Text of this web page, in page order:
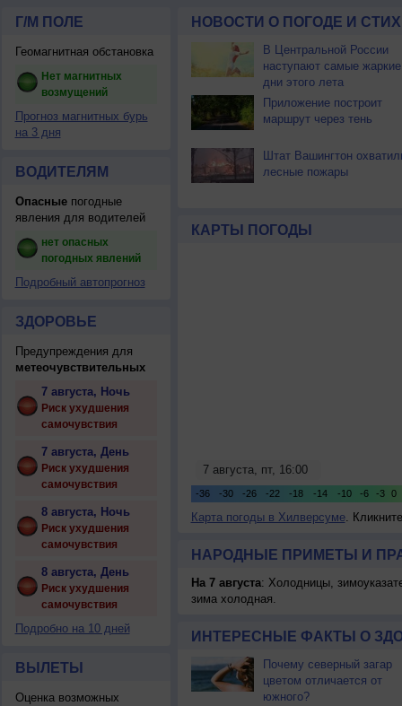
Г/М ПОЛЕ
Геомагнитная обстановка
Нет магнитных
возмущений
Прогноз магнитных бурь
на 3 дня
ВОДИТЕЛЯМ
Опасныепогодные
явления для водителей
нет опасных
погодных явлений
Подробный автопрогноз
ЗДОРОВЬЕ
Предупреждения для
метеочувствительных
7 августа, Ночь
Риск ухудшения
самочувствия
7 августа, День
Риск ухудшения
самочувствия
8 августа, Ночь
Риск ухудшения
самочувствия
8 августа, День
Риск ухудшения
самочувствия
Подробно на 10 дней
ВЫЛЕТЫ
Оценка возможных
НОВОСТИ О ПОГОДЕ И
В Центральной России
наступают самые жаркие
дни этого лета
Приложение построит
маршрут через тень
Штат Вашингтон
лесные пожары
КАРТЫ ПОГОДЫ
Карта погоды в Хилверсуме.
НАРОДНЫЕ ПРИМЕТЫ И
На 7 августа: Холодницы,
зима холодная.
ИНТЕРЕСНЫЕ ФАКТЫ О
Почему северный загар
цветом отличается от
южного?